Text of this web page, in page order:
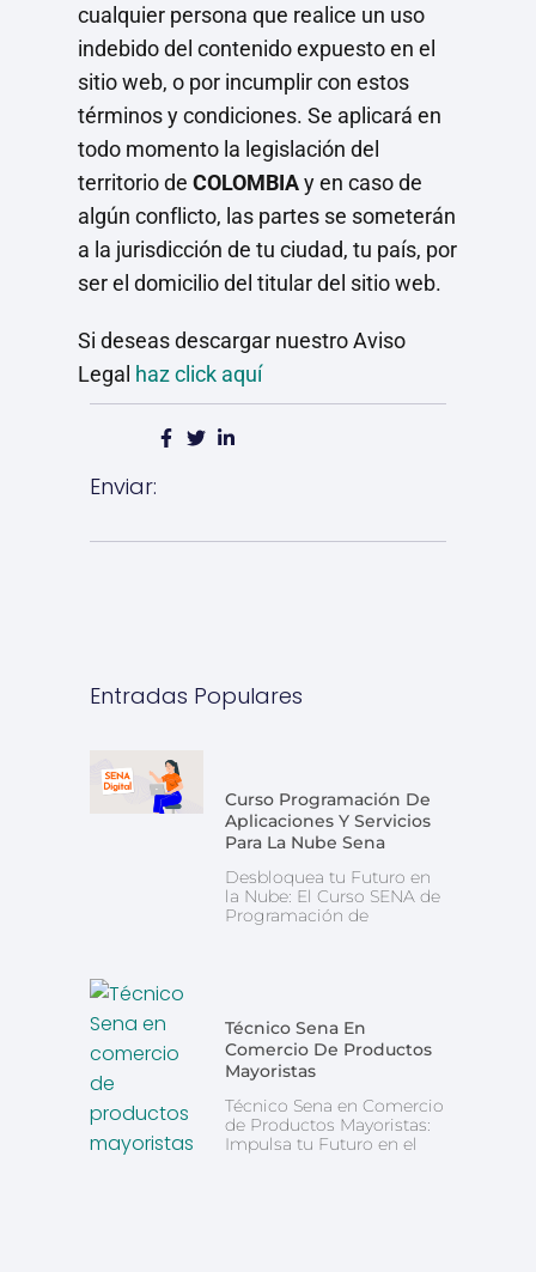
cualquier persona que realice un uso
indebido del contenido expuesto en el
sitio web, o por incumplir con estos
términos y condiciones. Se aplicará en
todo momento la legislación del
territorio de COLOMBIAy en caso de
algún conflicto, las partes se someterán
a la jurisdicción de tu ciudad, tu país, por
ser el domicilio del titular del sitio web.
Si deseas descargar nuestro Aviso
Legal haz click aquí
Enviar:
Entradas Populares
Curso Programación De
Aplicaciones Y Servicios
Para La Nube Sena
Desbloquea tu Futuro en
la Nube: El Curso SENA de
Programación de
Técnico Sena En
Comercio De Productos
Mayoristas
Técnico Sena en Comercio
de Productos Mayoristas:
Impulsa tu Futuro en el